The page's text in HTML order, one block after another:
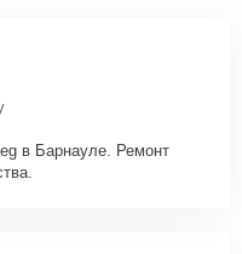
в Барнауле. Ремонт